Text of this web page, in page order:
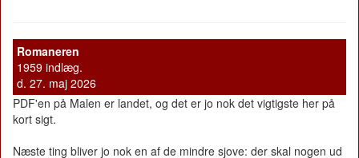
Romaneren
1959 indlæg.
d. 27. maj 2026
PDF'en på Malen er landet, og det er jo nok det vigtigste her på
kort sigt.
Næste ting bliver jo nok en af de mindre sjove: der skal nogen ud